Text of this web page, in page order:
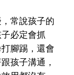
常說孩子的
必定會抓
腳踢，還會
孩子溝通，